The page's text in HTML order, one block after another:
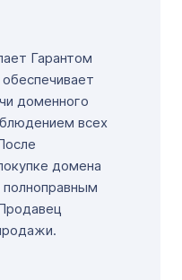
Гарантом
доменного
всех
домена
полноправным